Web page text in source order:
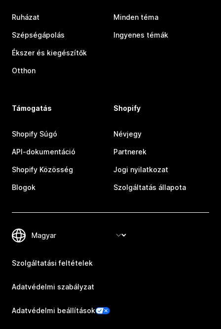
Ruházat
Szépségápolás
Ékszer és kiegészítők
Otthon
Minden téma
Ingyenes témák
Támogatás
Shopify Súgó
API-dokumentáció
Shopify Közösség
Blogok
Shopify
Névjegy
Partnerek
Jogi nyilatkozat
Szolgáltatás állapota
Szolgáltatási feltételek
Adatvédelmi szabályzat
Adatvédelmi beállítások